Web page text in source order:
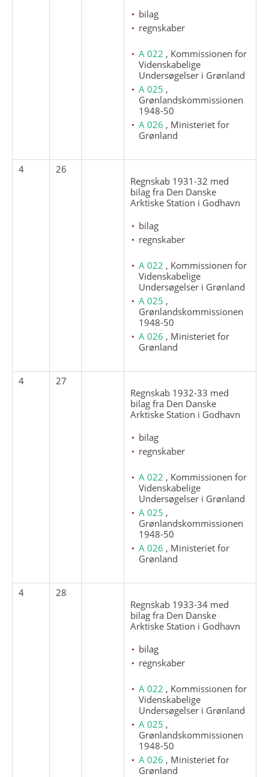
bilag
regnskaber
A 022 , Kommissionen for
Videnskabelige
Undersøgelser i Grønland
A 025 ,
Grønlandskommissionen
1948-50
A 026 , Ministeriet for
Grønland
4
26
Regnskab 1931-32 med
bilag fra Den Danske
Arktiske Station i Godhavn
bilag
regnskaber
A 022 , Kommissionen for
Videnskabelige
Undersøgelser i Grønland
A 025 ,
Grønlandskommissionen
1948-50
A 026 , Ministeriet for
Grønland
4
27
Regnskab 1932-33 med
bilag fra Den Danske
Arktiske Station i Godhavn
bilag
regnskaber
A 022 , Kommissionen for
Videnskabelige
Undersøgelser i Grønland
A 025 ,
Grønlandskommissionen
1948-50
A 026 , Ministeriet for
Grønland
4
28
Regnskab 1933-34 med
bilag fra Den Danske
Arktiske Station i Godhavn
bilag
regnskaber
A 022 , Kommissionen for
Videnskabelige
Undersøgelser i Grønland
A 025 ,
Grønlandskommissionen
1948-50
A 026 , Ministeriet for
Grønland